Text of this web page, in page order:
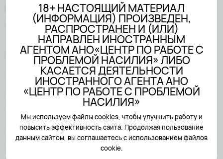
18+ НАСТОЯЩИЙ МАТЕРИАЛ
(ИНФОРМАЦИЯ) ПРОИЗВЕДЕН,
РАСПРОСТРАНЕН И (ИЛИ)
НАПРАВЛЕН ИНОСТРАННЫМ
АГЕНТОМ АНО«ЦЕНТР ПО РАБОТЕ С
ПРОБЛЕМОЙ НАСИЛИЯ» ЛИБО
КАСАЕТСЯ ДЕЯТЕЛЬНОСТИ
ИНОСТРАННОГО АГЕНТА АНО
«ЦЕНТР ПО РАБОТЕ С ПРОБЛЕМОЙ
НАСИЛИЯ»
Мы используем файлы cookies, чтобы улучшить работу и
повысить эффективность сайта. Продолжая пользование
данным сайтом, вы соглашаетесь с использованием файлов
cookie.
Created bySairus.io
Мне нужна помощь
Психологическая помощь
Юридическая помощь
Группы поддержки